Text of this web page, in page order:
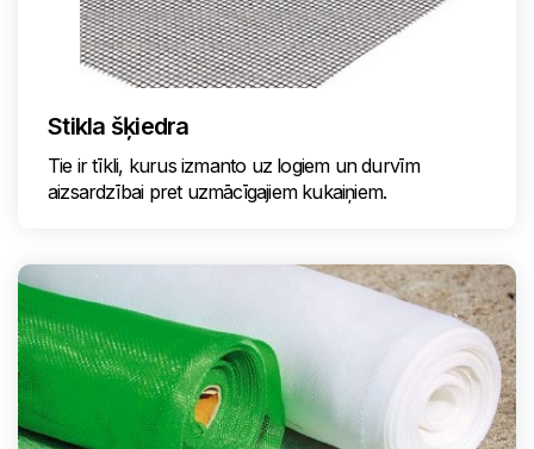
Stikla šķiedra
Tie ir tīkli, kurus izmanto uz logiem un durvīm
aizsardzībai pret uzmācīgajiem kukaiņiem.